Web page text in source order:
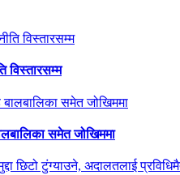
विस्तारसम्म
समेत जोखिममा